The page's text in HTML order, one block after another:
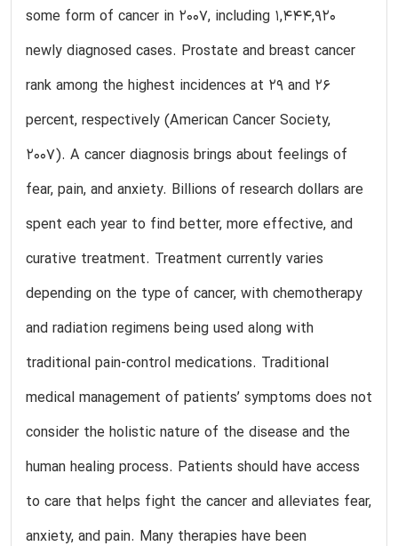
some form of cancer in 2007, including 1,444,920
newly diagnosed cases. Prostate and breast cancer
rank among the highest incidences at 29 and 26
percent, respectively (American Cancer Society,
2007). A cancer diagnosis brings about feelings of
fear, pain, and anxiety. Billions of research dollars are
spent each year to find better, more effective, and
curative treatment. Treatment currently varies
depending on the type of cancer, with chemotherapy
and radiation regimens being used along with
traditional pain-control medications. Traditional
medical management of patients’ symptoms does not
consider the holistic nature of the disease and the
human healing process. Patients should have access
to care that helps fight the cancer and alleviates fear,
anxiety, and pain. Many therapies have been